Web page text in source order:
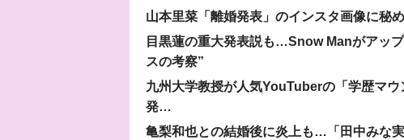
山本里菜「離婚発表」のインスタ画像に秘
目黒蓮の重大発表説も…Snow Manがアッ
スの考察”
九州大学教授が人気YouTuberの「学歴マ
発…
亀梨和也との結婚後に炎上も…「田中みな